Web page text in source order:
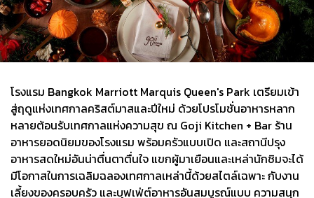
โรงแรม Bangkok Marriott Marquis Queen's Park เตรียมเข้า
สู่ฤดูแห่งเทศกาลคริสต์มาสและปีใหม่ ด้วยโปรโมชั่นอาหารหลาก
หลายต้อนรับเทศกาลแห่งความสุข ณ Goji Kitchen + Bar ร้าน
อาหารยอดนิยมของโรงแรม พร้อมครัวแบบเปิด และสถานีปรุง
อาหารสดใหม่อันน่าตื่นตาตื่นใจ แขกผู้มาเยือนและเหล่านักชิมจะได้
มีโอกาสในการเฉลิมฉลองเทศกาลเหล่านี้ด้วยสไตล์เฉพาะ กับงาน
เลี้ยงของครอบครัว และบุฟเฟ่ต์อาหารอันสมบูรณ์แบบ ความสนุก